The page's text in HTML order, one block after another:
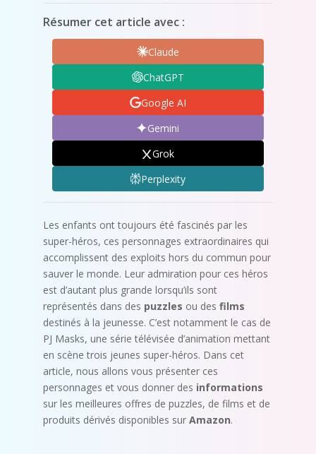
Résumer cet article avec :
Claude
ChatGPT
Google AI
Gemini
Grok
Perplexity
Les enfants ont toujours été fascinés par les
super-héros, ces personnages extraordinaires qui
accomplissent des exploits hors du commun pour
sauver le monde. Leur admiration pour ces héros
est d’autant plus grande lorsqu’ils sont
représentés dans des puzzles ou des films
destinés à la jeunesse. C’est notamment le cas de
PJ Masks, une série télévisée d’animation mettant
en scène trois jeunes super-héros. Dans cet
article, nous allons vous présenter ces
personnages et vous donner des informations
sur les meilleures offres de puzzles, de films et de
produits dérivés disponibles sur Amazon.